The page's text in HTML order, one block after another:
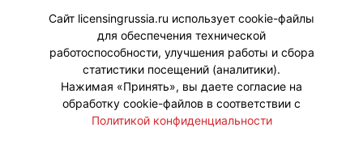
Сайт licensingrussia.ru использует cookie-файлы
для обеспечения технической
работоспособности, улучшения работы и сбора
статистики посещений (аналитики).
Нажимая «Принять», вы даете согласие на
обработку cookie-файлов в соответствии с
Политикой конфиденциальности